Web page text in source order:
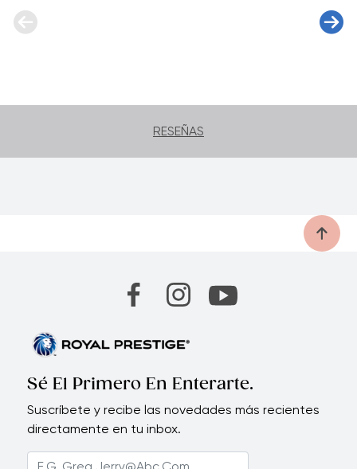
RESEÑAS
Sé El Primero En Enterarte.
Suscríbete y recibe las novedades más recientes
directamente en tu inbox.